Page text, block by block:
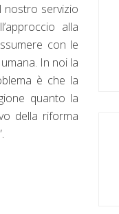
nostro servizio
alla
con le
In noi la
è che la
quanto la
della riforma